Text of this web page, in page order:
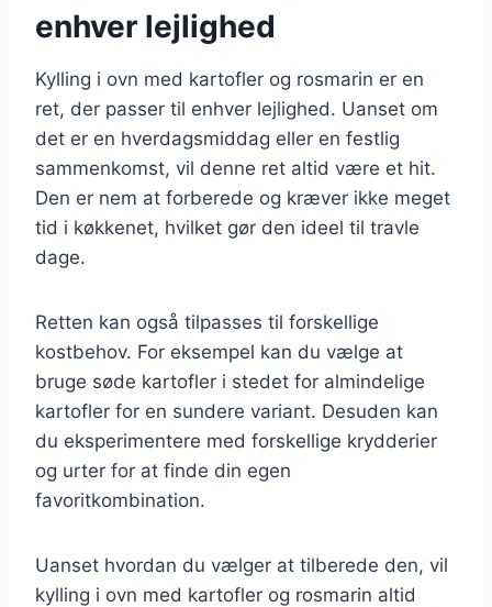
enhver lejlighed
Kylling i ovn med kartofler og rosmarin er en
ret, der passer til enhver lejlighed. Uanset om
det er en hverdagsmiddag eller en festlig
sammenkomst, vil denne ret altid være et hit.
Den er nem at forberede og kræver ikke meget
tid i køkkenet, hvilket gør den ideel til travle
dage.
Retten kan også tilpasses til forskellige
kostbehov. For eksempel kan du vælge at
bruge søde kartofler i stedet for almindelige
kartofler for en sundere variant. Desuden kan
du eksperimentere med forskellige krydderier
og urter for at finde din egen
favoritkombination.
Uanset hvordan du vælger at tilberede den, vil
kylling i ovn med kartofler og rosmarin altid